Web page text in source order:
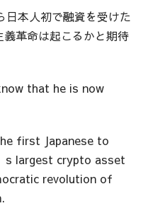
日本人初で融資を受けた
革命は起こるかと期待
that he is now
first Japanese to
largest crypto asset
revolution of